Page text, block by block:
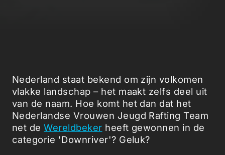
Nederland staat bekend om zijn volkomen
vlakke landschap – het maakt zelfs deel uit
van de naam. Hoe komt het dan dat het
Nederlandse Vrouwen Jeugd Rafting Team
net deWereldbeker heeft gewonnen in de
categorie 'Downriver'? Geluk?